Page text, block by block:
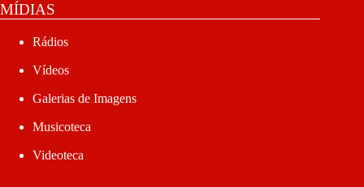
MÍDIAS
Rádios
Vídeos
Galerias de Imagens
Musicoteca
Videoteca